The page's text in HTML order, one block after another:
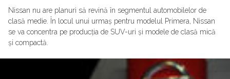
Nissan nu are planuri să revină în segmentul automobilelor de
clasă medie. În locul unui urmaș pentru modelul Primera, Nissan
se va concentra pe producția de SUV-uri și modele de clasă mică
și compactă.